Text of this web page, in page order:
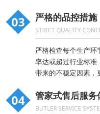
03 严格的品控措施
STRICT QUALITY
严格检查每个生产
率达或超过行业标准
带来的不稳定因素，
04 管家式售后服务
BUTLER SERVICE